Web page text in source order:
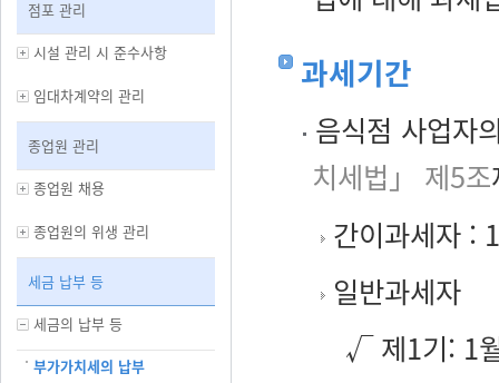
점포 관리
시설 관리 시 준수사항
임대차계약의 관리
종업원 관리
종업원 채용
종업원의 위생 관리
세금 납부 등
세금의 납부 등
부가가치세의 납부
과세기간
음식점 사업자
치세법」 제5조
간이과세자 :
일반과세자
√ 제1기: 1